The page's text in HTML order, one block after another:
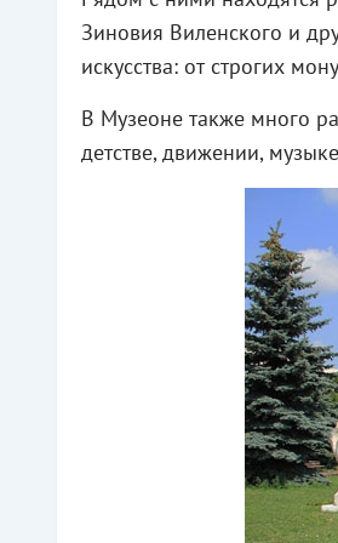
Зиновия Виленского и
искусства: от строгих
В Музеоне также много
детстве, движении,